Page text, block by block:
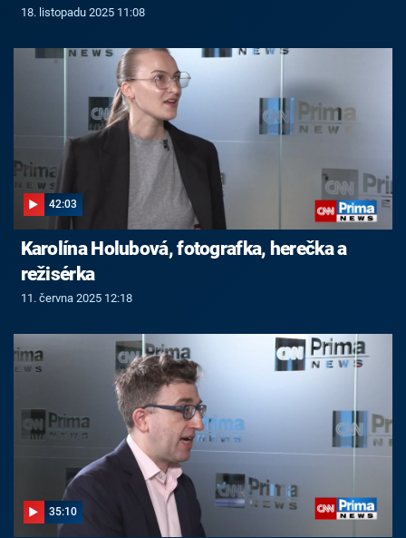
18. listopadu 2025 11:08
42:03
Karolína Holubová, fotografka, herečka a
režisérka
11. června 2025 12:18
35:10